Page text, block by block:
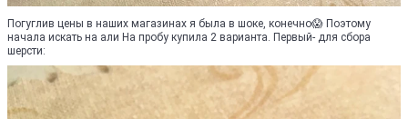
Погуглив цены в наших магазинах я была в шоке, конечно😱 Поэтому
начала искать на али На пробу купила 2 варианта. Первый- для сбора
шерсти: